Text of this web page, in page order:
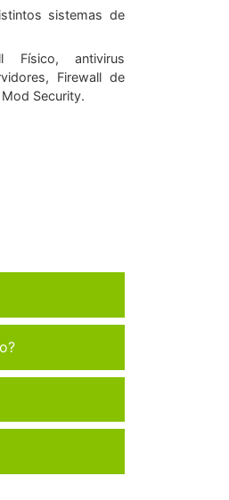
sistemas de
Físico, antivirus
Firewall de
Security.